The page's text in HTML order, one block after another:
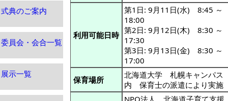
式典のご案内
委員会・会合一覧
展示一覧
利用可能日時
第1日: 9月11日(水) 8:45 ～
18:00
第2日: 9月12日(木) 8:30 ～
17:30
第3日: 9月13日(金) 8:30 ～
17:00
保育場所
北海道大学 札幌キャンパス
内 保育士の派遣により実施
NPO法人 北海道子育て支援